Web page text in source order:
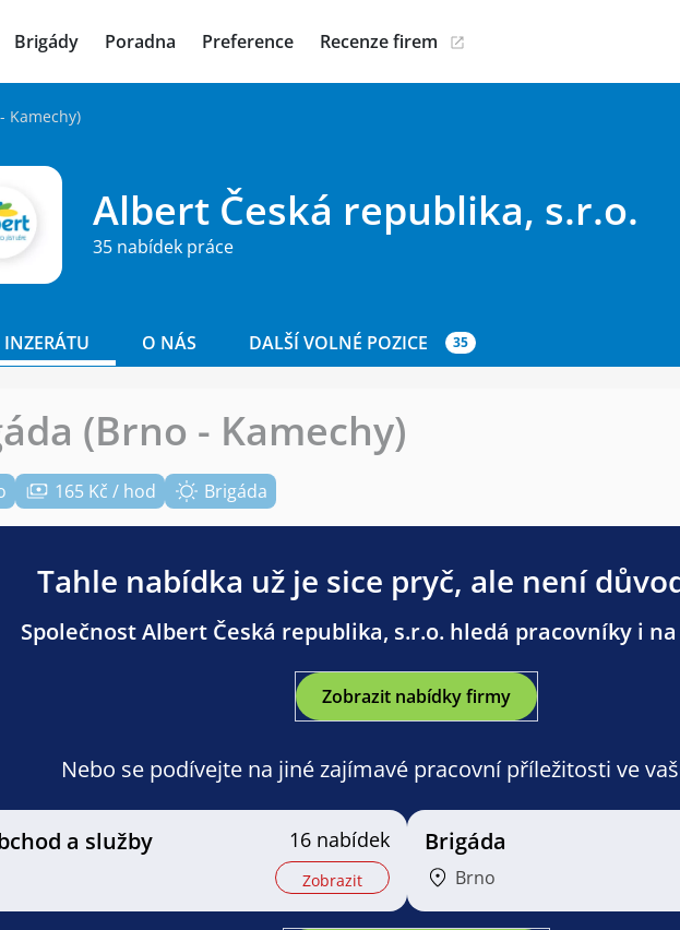
Brigády Poradna Preference Recenze firem
Kamechy)
Albert Česká republika, s.r.o.
35 nabídek práce
O NÁS DALŠÍ VOLNÉ POZICE 35
(Brno - Kamechy)
165 Kč / hod Brigáda
Tahle nabídka už je sice pryč, ale není
Společnost Albert Česká republika, s.r.o. hledá pracovníky i
Zobrazit nabídky firmy
Nebo se podívejte na jiné zajímavé pracovní příležitosti ve
a služby 16 nabídek
Zobrazit
Brigáda
Brno